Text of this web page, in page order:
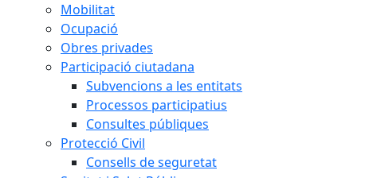
Mobilitat
Ocupació
Obres privades
Participació ciutadana
Subvencions a les entitats
Processos participatius
Consultes públiques
Protecció Civil
Consells de seguretat